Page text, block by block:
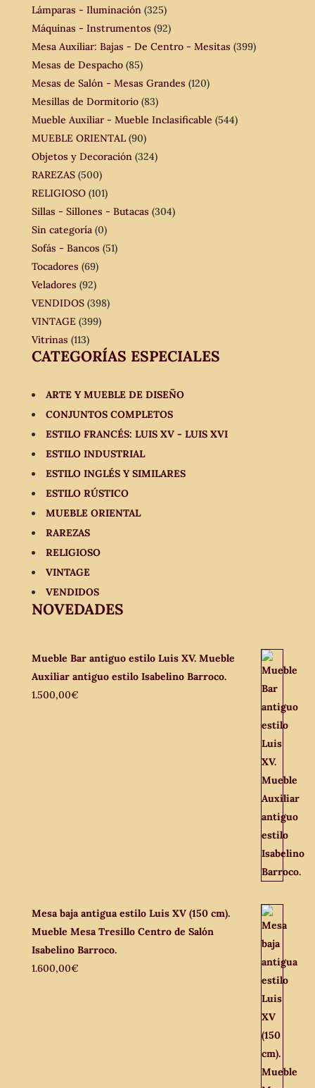
Lámparas - Iluminación (325)
Máquinas - Instrumentos (92)
Mesa Auxiliar: Bajas - De Centro - Mesitas (399)
Mesas de Despacho (85)
Mesas de Salón - Mesas Grandes (120)
Mesillas de Dormitorio (83)
Mueble Auxiliar - Mueble Inclasificable (544)
MUEBLE ORIENTAL (90)
Objetos y Decoración (324)
RAREZAS (500)
RELIGIOSO (101)
Sillas - Sillones - Butacas (304)
Sin categoría (0)
Sofás - Bancos (51)
Tocadores (69)
Veladores (92)
VENDIDOS (398)
VINTAGE (399)
Vitrinas (113)
CATEGORÍAS ESPECIALES
ARTE Y MUEBLE DE DISEÑO
CONJUNTOS COMPLETOS
ESTILO FRANCÉS: LUIS XV - LUIS XVI
ESTILO INDUSTRIAL
ESTILO INGLÉS Y SIMILARES
ESTILO RÚSTICO
MUEBLE ORIENTAL
RAREZAS
RELIGIOSO
VINTAGE
VENDIDOS
NOVEDADES
Mueble Bar antiguo estilo Luis XV. Mueble
Auxiliar antiguo estilo Isabelino Barroco.
1.500,00€
Mesa baja antigua estilo Luis XV (150 cm).
Mueble Mesa Tresillo Centro de Salón
Isabelino Barroco.
1.600,00€